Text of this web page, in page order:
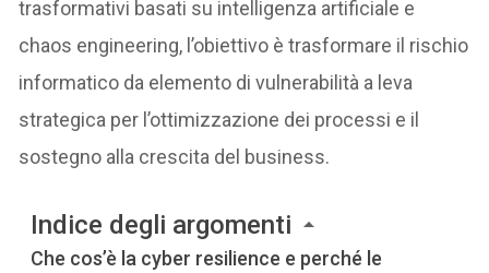
trasformativi basati su intelligenza artificiale e
chaos engineering, l’obiettivo è trasformare il rischio
informatico da elemento di vulnerabilità a leva
strategica per l’ottimizzazione dei processi e il
sostegno alla crescita del business.
Indice degli argomenti
Che cos’è la cyber resilience e perché le